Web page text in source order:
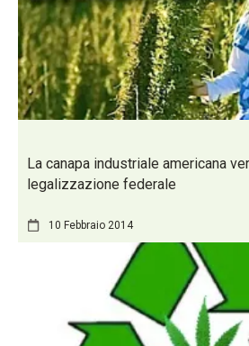
La canapa industriale americana
legalizzazione federale
10 Febbraio 2014